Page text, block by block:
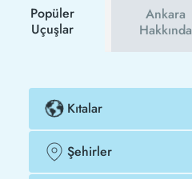
satın alabilirsiniz.
Popüler
Uçuşlar
Ankara
Hakkında
Kıtalar
Şehirler